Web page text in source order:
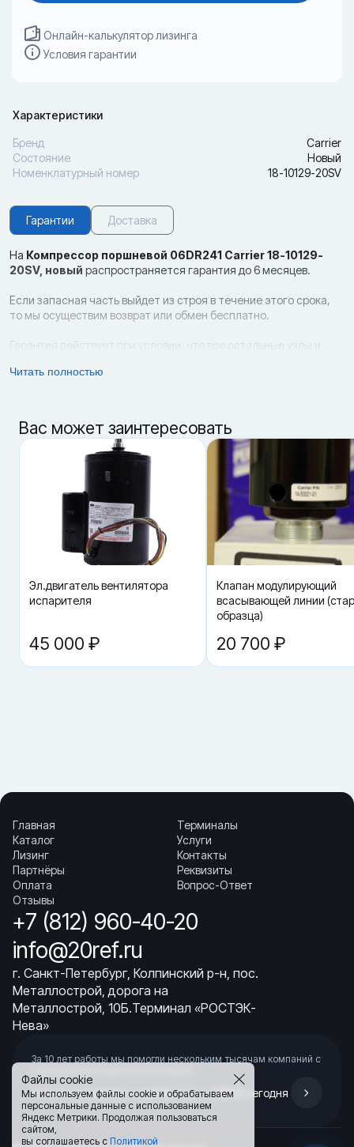
Файлы cookie
Мы используем файлы cookie и обрабатываем
персональные данные с использованием
Яндекс Метрики. Продолжая пользоваться
сайтом,
вы соглашаетесь с Политикой
Онлайн-калькулятор лизинга
Условия гарантии
Характеристики
Бренд
Carrier
Состояние
Новый
Номенклатурный номер
18-10129-20SV
Гарантии Доставка
На Компрессор поршневой 06DR241 Carrier 18-10129-
20SV, новый распространяется гарантия до 6 месяцев.
Если запасная часть выйдет из строя в течение этого срока,
то мы осуществим возврат или обмен бесплатно.
Гарантия действует при условии, что все остальные узлы и
соблюдены правила эксплуатации, а также отсутствуют следы
Возврат и обмен новых запчастей возможен в срок до 14 дней с
даты приобретения товара при условии, что сохранены все его
потребительские свойства, нет следов установки, не нарушена
целостность, комплектация и товарный вид упаковки.
Читать полностью
Вас может заинтересовать
Эл.двигатель вентилятора
испарителя
45 000 ₽
Клапан модулирующий
всасывающей линии
образца)
20 700 ₽
Главная
Каталог
Лизинг
Партнёры
Оплата
Отзывы
Терминалы
Услуги
Контакты
Реквизиты
Вопрос-Ответ
+7 (812) 960-40-20
info@20ref.ru
г. Санкт-Петербург, Колпинский р-н, пос.
Металлострой, дорога на
Металлострой, 10Б.Терминал «РОСТЭК-
Нева»
За 10 лет работы мы помогли нескольким тысячам компаний с
Начните развивать свой бизнес с 20РЕФ сегодня